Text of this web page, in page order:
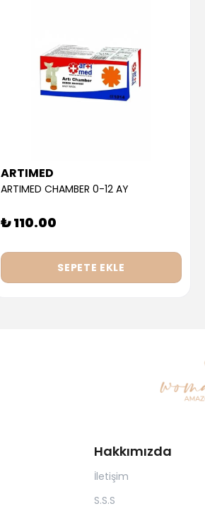
ARTIMED
ARTIMED CHAMBER 0-12 AY
₺ 110.00
SEPETE EKLE
Hakkımızda
İletişim
S.S.S